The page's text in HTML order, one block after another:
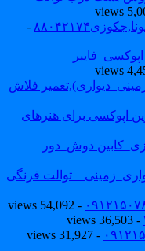
-
فلاش
اپوکسی برای هنرهای
دوش_دور
_ توالت فرنگی
- 54,092 views
- 31,927 views